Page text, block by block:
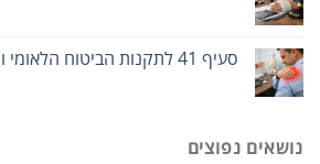
סעיף 41 לתקנות הביטוח הלאומי ופגיעה בשריר הכתף
נושאים נפוצים